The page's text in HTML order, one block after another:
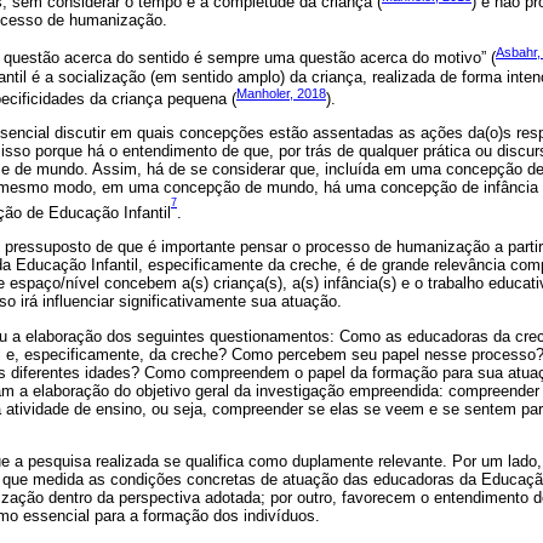
de humanização.
acerca do sentido é sempre uma questão acerca do motivo” (Asbahr,
é a socialização (em sentido amplo) da criança, realizada de forma
da criança pequena (Manholer, 2018).
discutir em quais concepções estão assentadas as ações da(o)s
porque há o entendimento de que, por trás de qualquer prática ou
de mundo. Assim, há de se considerar que, incluída em uma concepção
modo, em uma concepção de mundo, há uma concepção de
de Educação Infantil
7
.
de que é importante pensar o processo de humanização a
Educação Infantil, especificamente da creche, é de grande relevância
espaço/nível concebem a(s) criança(s), a(s) infância(s) e o trabalho
irá influenciar significativamente sua atuação.
a elaboração dos seguintes questionamentos: Como as educadoras da
especificamente, da creche? Como percebem seu papel nesse
diferentes idades? Como compreendem o papel da formação para sua
a elaboração do objetivo geral da investigação empreendida:
atividade de ensino, ou seja, compreender se elas se veem e se sentem
a pesquisa realizada se qualifica como duplamente relevante. Por um
medida as condições concretas de atuação das educadoras da
dentro da perspectiva adotada; por outro, favorecem o entendimento
essencial para a formação dos indivíduos.